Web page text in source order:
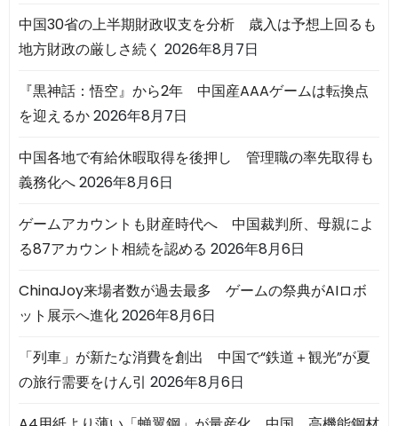
中国30省の上半期財政収支を分析 歳入は予想上回るも
地方財政の厳しさ続く 2026年8月7日
『黒神話：悟空』から2年 中国産AAAゲームは転換点
を迎えるか2026年8月7日
中国各地で有給休暇取得を後押し 管理職の率先取得も
義務化へ2026年8月6日
ゲームアカウントも財産時代へ 中国裁判所、母親によ
る87アカウント相続を認める 2026年8月6日
ChinaJoy来場者数が過去最多 ゲームの祭典がAIロボ
ット展示へ進化2026年8月6日
「列車」が新たな消費を創出 中国で“鉄道＋観光”が夏
の旅行需要をけん引 2026年8月6日